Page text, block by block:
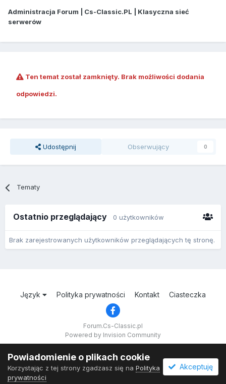
Administracja Forum | Cs-Classic.PL | Klasyczna sieć
serwerów
Ten temat został zamknięty. Brak możliwości dodania
odpowiedzi.
Udostępnij Obserwujący 0
Tematy
Ostatnio przeglądający 0 użytkowników
Brak zarejestrowanych użytkowników przeglądających tę stronę.
Język Polityka prywatności Kontakt Ciasteczka
Forum.Cs-Classic.pl
Powered by Invision Community
Powiadomienie o plikach cookie
Korzystając z tej strony zgadzasz się na Polityka
prywatności
Akceptuję